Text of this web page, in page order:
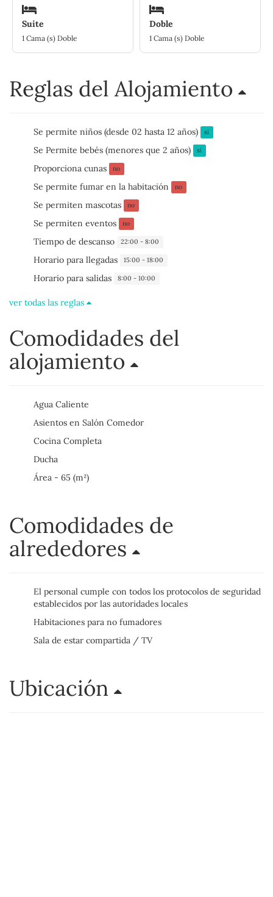
Suite
1 Cama (s) Doble
Doble
1 Cama (s) Doble
Reglas del Alojamiento
Se permite niños (desde 02 hasta 12 años) sí
Se Permite bebés (menores que 2 años) sí
Proporciona cunas no
Se permite fumar en la habitación no
Se permiten mascotas no
Se permiten eventos no
Tiempo de descanso 22:00 - 8:00
Horario para llegadas 15:00 - 18:00
Horario para salidas 8:00 - 10:00
ver todas las reglas
Comodidades del
alojamiento
Agua Caliente
Asientos en Salón Comedor
Cocina Completa
Ducha
Área - 65 (m²)
Comodidades de
alrededores
El personal cumple con todos los protocolos de seguridad
establecidos por las autoridades locales
Habitaciones para no fumadores
Sala de estar compartida / TV
Ubicación